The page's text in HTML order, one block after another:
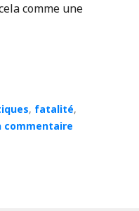
comme une
, fatalité,
commentaire